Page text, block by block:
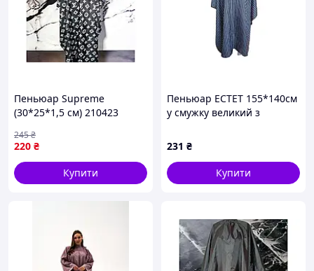
Пеньюар Supreme
(30*25*1,5 см) 210423
220 ₴
245₴
Купити
Пеньюар EСТЕТ 155*140см
у смужку великий з
широкою гумкою
(30*25*1,5см)
231 ₴
Купити